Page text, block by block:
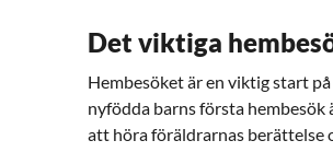
Det viktiga
Hembesöket är en viktig start
nyfödda barns första
att höra föräldrarnas berättelse